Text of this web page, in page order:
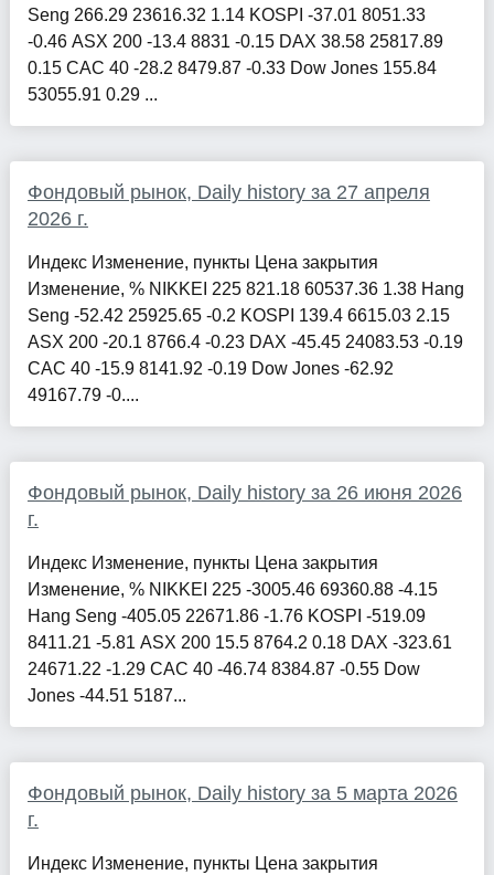
Seng 266.29 23616.32 1.14 KOSPI -37.01 8051.33
-0.46 ASX 200 -13.4 8831 -0.15 DAX 38.58 25817.89
0.15 CAC 40 -28.2 8479.87 -0.33 Dow Jones 155.84
53055.91 0.29 ...
Фондовый рынок, Daily history за 27 апреля
2026 г.
Индекс Изменение, пункты Цена закрытия
Изменение, % NIKKEI 225 821.18 60537.36 1.38 Hang
Seng -52.42 25925.65 -0.2 KOSPI 139.4 6615.03 2.15
ASX 200 -20.1 8766.4 -0.23 DAX -45.45 24083.53 -0.19
CAC 40 -15.9 8141.92 -0.19 Dow Jones -62.92
49167.79 -0....
Фондовый рынок, Daily history за 26 июня 2026
г.
Индекс Изменение, пункты Цена закрытия
Изменение, % NIKKEI 225 -3005.46 69360.88 -4.15
Hang Seng -405.05 22671.86 -1.76 KOSPI -519.09
8411.21 -5.81 ASX 200 15.5 8764.2 0.18 DAX -323.61
24671.22 -1.29 CAC 40 -46.74 8384.87 -0.55 Dow
Jones -44.51 5187...
Фондовый рынок, Daily history за 5 марта 2026
г.
Индекс Изменение, пункты Цена закрытия